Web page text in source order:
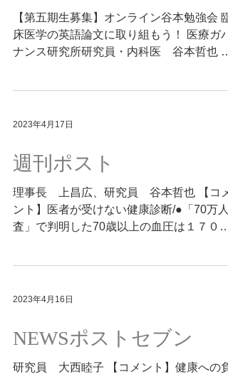
【第五期生募集】オンライン谷本勉強会 臨
床医学の英語論文に取り組もう！ 医療ガバ
ナンス研究所研究員・内科医 谷本哲也 臨
呼ばれています。日中の診療業務が...
2023年4月17日
週刊ポスト
理事長 上昌広、研究員 谷本哲也 【コメ
ント】医者が受けない健康診断/●「70万人
査」で判明した70歳以上の血圧は１７０で
2023年4月16日
NEWSポストセブン
研究員 大西睦子 【コメント】健康への負